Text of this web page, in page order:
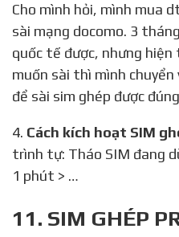
Cho mình hỏi, mình mua dt iphone 7 tại Nhật Bản
sài mạng docomo. 3
quốc tế được, nhưng
muốn sài thì mình
để sài sim ghép được
Cách kích hoạt SIM
trình tự: Tháo SIM đang
1 phút > …
11. SIM GHÉP